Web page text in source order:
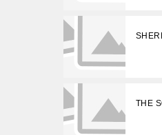
THE